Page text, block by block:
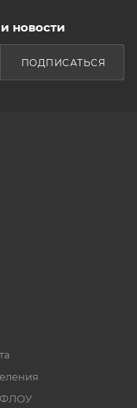
новости
ПОДПИСАТЬСЯ